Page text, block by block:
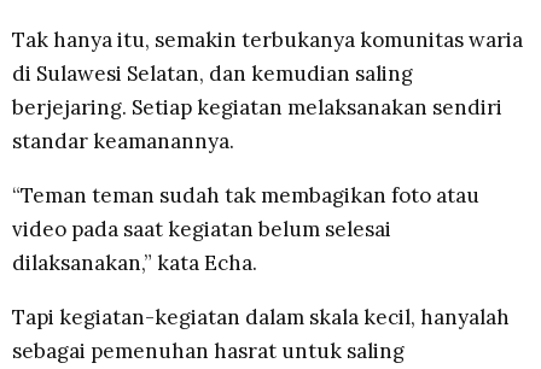
Tak hanya itu, semakin terbukanya komunitas waria
di Sulawesi Selatan, dan kemudian saling
berjejaring. Setiap kegiatan melaksanakan sendiri
standar keamanannya.
“Teman teman sudah tak membagikan foto atau
video pada saat kegiatan belum selesai
dilaksanakan,” kata Echa.
Tapi kegiatan-kegiatan dalam skala kecil, hanyalah
sebagai pemenuhan hasrat untuk saling